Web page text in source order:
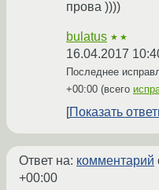
прова ))))
bulatus ★★
16.04.2017
Последнее
+00:00 (всего
Показать
Ответ на: комментарий
+00:00